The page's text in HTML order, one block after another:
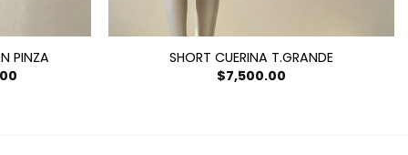
PINZA
SHORT CUERINA T.GRANDE
$7,500.00